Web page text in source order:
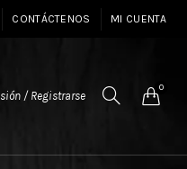
CONTÁCTENOS MI CUENTA
/ Registrarse
0